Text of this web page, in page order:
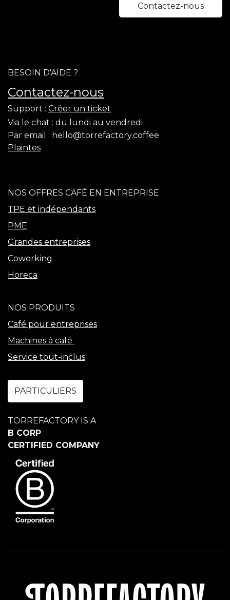
Contactez-nous
BESOIN D'AIDE ?
Contactez-nous
Support : Créer un ticket
Via le chat : du lundi au vendredi
Par email : hello@torrefactory.coffee
Plaintes
NOS OFFRES CAFÉ EN ENTREPRISE
TPE et indépendants
PME
Grandes entreprises
Coworking
Horeca
NOS PRODUITS
Café pour entreprises
Machines à café
Service tout-inclus
PARTICULIERS
TORREFACTORY IS A
B CORP
CERTIFIED COMPANY